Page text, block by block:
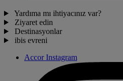
Yardıma mı ihtiyacınız var?
Ziyaret edin
Destinasyonlar
ibis evreni
Accor Instagram